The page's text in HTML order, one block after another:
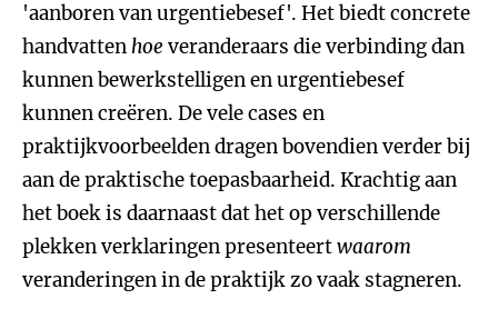
'aanboren van urgentiebesef'. Het biedt concrete
handvattenhoe veranderaars die verbinding dan
kunnen bewerkstelligen en urgentiebesef
kunnen creëren. De vele cases en
praktijkvoorbeelden dragen bovendien verder bij
aan de praktische toepasbaarheid. Krachtig aan
het boek is daarnaast dat het op verschillende
plekken verklaringen presenteertwaarom
veranderingen in de praktijk zo vaak stagneren.